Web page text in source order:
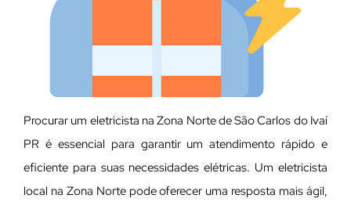
Procurar um eletricista na Zona Norte de São Carlos do Ivaí
PR é essencial para garantir um atendimento rápido e
eficiente para suas necessidades elétricas. Um eletricista
local na Zona Norte pode oferecer uma resposta mais ágil,